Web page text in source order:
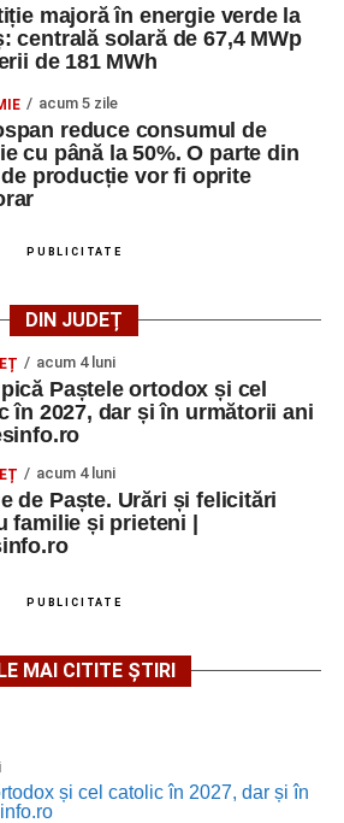
majoră în energie verde la
centrală solară de 67,4 MWp
de 181 MWh
acum 5 zile
reduce consumul de
cu până la 50%. O parte din
producție vor fi oprite
PUBLICITATE
DIN JUDEȚ
acum 4 luni
Paștele ortodox și cel
în 2027, dar și în următorii ani
acum 4 luni
de Paște. Urări și felicitări
familie și prieteni |
PUBLICITATE
MAI CITITE ȘTIRI
și cel catolic în 2027, dar și în